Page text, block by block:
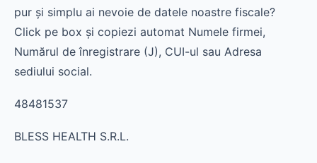
pur și simplu ai nevoie de datele noastre fiscale?
Click pe box și copiezi automat Numele firmei,
Numărul de înregistrare (J), CUI-ul sau Adresa
sediului social.
48481537
BLESS HEALTH S.R.L.